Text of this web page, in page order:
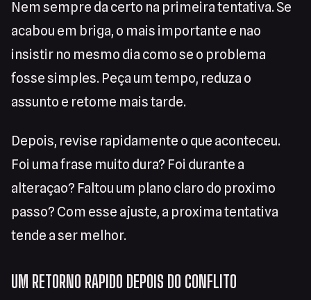
Nem sempre da certo na primeira tentativa. Se
acabou em briga, o mais importante e nao
insistir no mesmo dia como se o problema
fosse simples. Peça um tempo, reduza o
assunto e retome mais tarde.
Depois, revise rapidamente o que aconteceu.
Foi uma frase muito dura? Foi durante a
alteraçao? Faltou um plano claro do proximo
passo? Com esse ajuste, a proxima tentativa
tende a ser melhor.
UM RETORNO RAPIDO DEPOIS DO CONFLITO